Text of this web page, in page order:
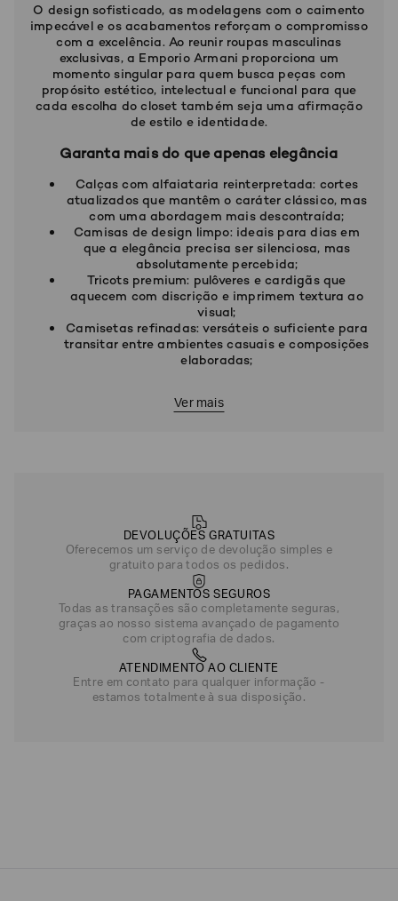
O design sofisticado, as modelagens com o caimento
impecável e os acabamentos reforçam o compromisso
com a excelência. Ao reunir roupas masculinas
exclusivas, a Emporio Armani proporciona um
momento singular para quem busca peças com
propósito estético, intelectual e funcional para que
cada escolha do closet também seja uma afirmação
de estilo e identidade.
Garanta mais do que apenas elegância
Calças com alfaiataria reinterpretada: cortes
atualizados que mantêm o caráter clássico, mas
com uma abordagem mais descontraída;
Camisas de design limpo: ideais para dias em
que a elegância precisa ser silenciosa, mas
absolutamente percebida;
Tricots premium: pulôveres e cardigãs que
aquecem com discrição e imprimem textura ao
visual;
Camisetas refinadas: versáteis o suficiente para
transitar entre ambientes casuais e composições
elaboradas;
Ver mais
DEVOLUÇÕES GRATUITAS
Oferecemos um serviço de devolução simples e
gratuito para todos os pedidos.
PAGAMENTOS SEGUROS
Todas as transações são completamente seguras,
graças ao nosso sistema avançado de pagamento
com criptografia de dados.
ATENDIMENTO AO CLIENTE
Entre em contato para qualquer informação -
estamos totalmente à sua disposição.